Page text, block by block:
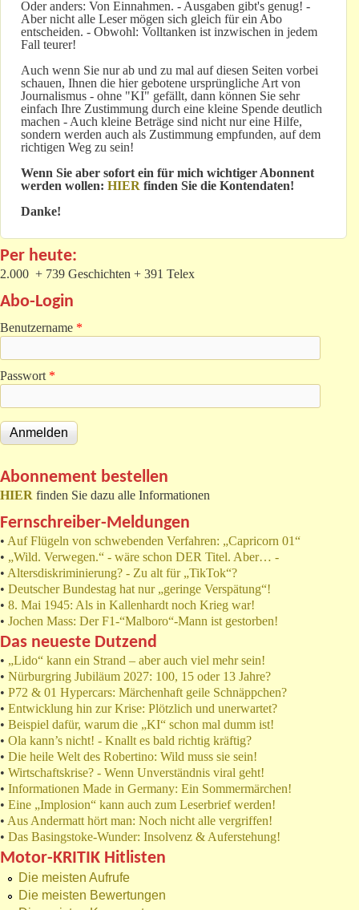
Oder anders: Von Einnahmen. - Ausgaben gibt's genug! -
Aber nicht alle Leser mögen sich gleich für ein Abo
entscheiden. - Obwohl: Volltanken ist inzwischen in jedem
Fall teurer!
Auch wenn Sie nur ab und zu mal auf diesen Seiten vorbei
schauen, Ihnen die hier gebotene ursprüngliche Art von
Journalismus - ohne "KI" gefällt, dann können Sie sehr
einfach Ihre Zustimmung durch eine kleine Spende deutlich
machen - Auch kleine Beträge sind nicht nur eine Hilfe,
sondern werden auch als Zustimmung empfunden, auf dem
richtigen Weg zu sein!
Wenn Sie aber sofort ein für mich wichtiger Abonnent
werden wollen: HIER finden Sie die Kontendaten!
Danke!
Per heute:
2.000 + 739 Geschichten + 391 Telex
Abo-Login
Benutzername *
Passwort *
Abonnement bestellen
HIER finden Sie dazu alle Informationen
Fernschreiber-Meldungen
• Auf Flügeln von schwebenden Verfahren: „Capricorn 01“
• „Wild. Verwegen.“ - wäre schon DER Titel. Aber… -
• Altersdiskriminierung? - Zu alt für „TikTok“?
• Deutscher Bundestag hat nur „geringe Verspätung“!
• 8. Mai 1945: Als in Kallenhardt noch Krieg war!
• Jochen Mass: Der F1-“Malboro“-Mann ist gestorben!
Das neueste Dutzend
• „Lido“ kann ein Strand – aber auch viel mehr sein!
• Nürburgring Jubiläum 2027: 100, 15 oder 13 Jahre?
• P72 & 01 Hypercars: Märchenhaft geile Schnäppchen?
• Entwicklung hin zur Krise: Plötzlich und unerwartet?
• Beispiel dafür, warum die „KI“ schon mal dumm ist!
• Ola kann’s nicht! - Knallt es bald richtig kräftig?
• Die heile Welt des Robertino: Wild muss sie sein!
• Wirtschaftskrise? - Wenn Unverständnis viral geht!
• Informationen Made in Germany: Ein Sommermärchen!
• Eine „Implosion“ kann auch zum Leserbrief werden!
• Aus Andermatt hört man: Noch nicht alle vergriffen!
• Das Basingstoke-Wunder: Insolvenz & Auferstehung!
Motor-KRITIK Hitlisten
Die meisten Aufrufe
Die meisten Bewertungen